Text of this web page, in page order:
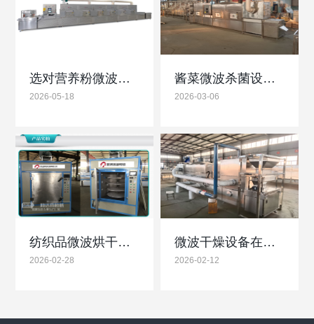
选对营养粉微波烘干杀菌设备：试机实操是保障品质关键
2026-05-18
酱菜微波杀菌设备低温高效杀菌锁鲜防腐更节能
2026-03-06
纺织品微波烘干设备高效节能护面料厂家直供品质保障
2026-02-28
微波干燥设备在蜂窝陶瓷过滤网中的优势和重要性
2026-02-12